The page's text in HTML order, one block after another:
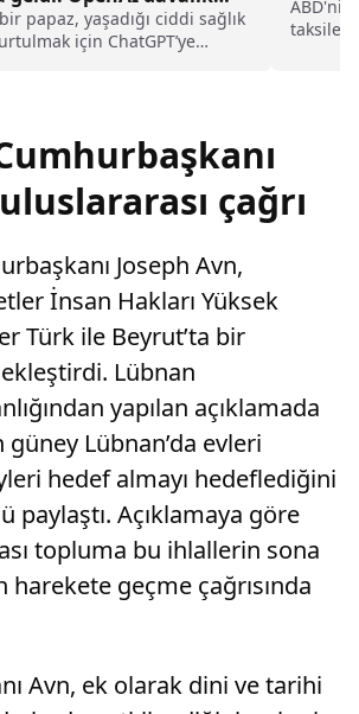
papaz, yaşadığı ciddi sağlık
için ChatGPT’ye
ABD'nin
çağrı
Joseph Avn,
İnsan Hakları Yüksek
Türk ile Beyrut’ta bir
Lübnan
yapılan açıklamada
güney Lübnan’da evleri
hedef almayı hedeflediğini
paylaştı. Açıklamaya göre
topluma bu ihlallerin sona
geçme çağrısında
Avn, ek olarak dini ve tarihi